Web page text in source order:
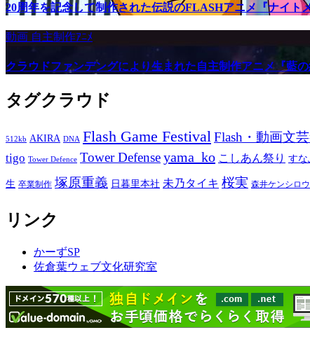
20周年を記念して制作された伝説のFLASHアニメ『ナイト
動画 自主制作ｱﾆﾒ
クラウドファンデングにより生まれた自主制作アニメ『藍の
タグクラウド
512kb AKIRA DNA Flash Game FestivalFlash・動画文
tigo Tower Defence Tower Defenseyama_ko こしあん祭り すな
生 卒業制作 塚原重義 日暮里本社 未乃タイキ 桜実 森井ケンシロウ
リンク
かーずSP
佐倉葉ウェブ文化研究室